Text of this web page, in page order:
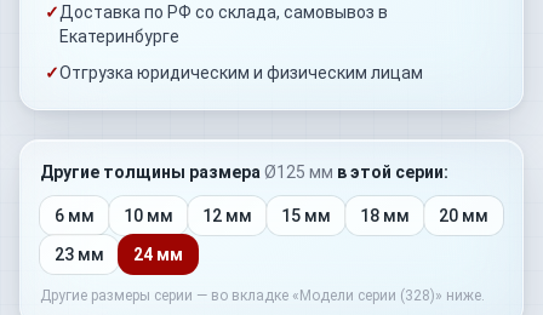
✓Доставка по РФ со склада, самовывоз в
Екатеринбурге
✓Отгрузка юридическим и физическим лицам
Другие толщины размера Ø125 мм в этой серии:
6 мм 10 мм 12 мм 15 мм 18 мм
20 мм
23 мм
24 мм
Другие размеры серии — во вкладке «Модели серии (328)» ниже.